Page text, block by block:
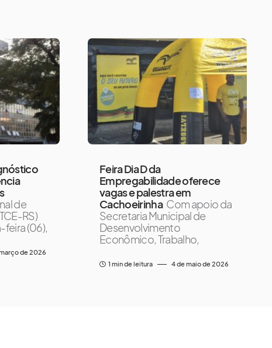
de
RS)
feira (06),
de 2026
Feira Dia D da
Empregabilidade oferece
vagas e palestra em
Cachoeirinha Com apoio da
Secretaria Municipal de
Desenvolvimento
Econômico, Trabalho,
1 min de leitura 4 de maio de 2026